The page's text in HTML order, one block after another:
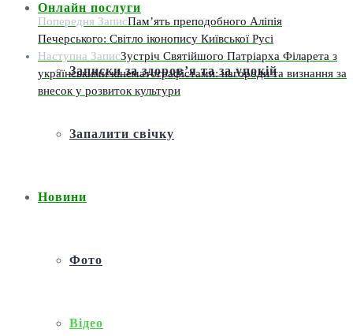
Онлайн послуги
Записки за здоров’я та за упокій
Запалити свічку
Новини
Фото
Відео
Попередня ЗаписПам’ять преподобного Аліпія
Печерського: Світло іконопису Київської Русі
Наступна ЗаписЗустріч Святійшого Патріарха Філарета з
українськими кінематографістами: нагороди та визнання за
внесок у розвиток культури